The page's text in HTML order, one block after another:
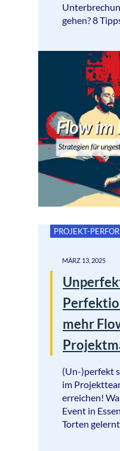
gehen? 8
PROJEKT-
MÄRZ 13, 2025
mehr
(Un-)perfekt
im
erreichen!
Event in
Torten